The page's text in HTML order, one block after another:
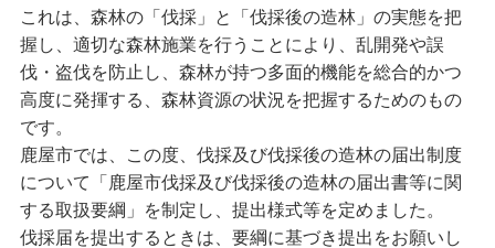
これは、森林の「伐採」と「伐採後の造林」の実態を把
握し、適切な森林施業を行うことにより、乱開発や誤
伐・盗伐を防止し、森林が持つ多面的機能を総合的かつ
高度に発揮する、森林資源の状況を把握するためのもの
です。
鹿屋市では、この度、伐採及び伐採後の造林の届出制度
について「鹿屋市伐採及び伐採後の造林の届出書等に関
する取扱要綱」を制定し、提出様式等を定めました。
伐採届を提出するときは、要綱に基づき提出をお願いし